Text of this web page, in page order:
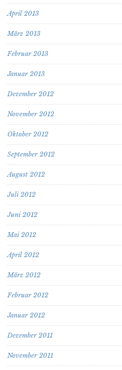
April 2013
März 2013
Februar 2013
Januar 2013
Dezember 2012
November 2012
Oktober 2012
September 2012
August 2012
Juli 2012
Juni 2012
Mai 2012
April 2012
März 2012
Februar 2012
Januar 2012
Dezember 2011
November 2011